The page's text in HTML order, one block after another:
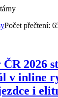
Počet přečtení:
2026
v inline
i